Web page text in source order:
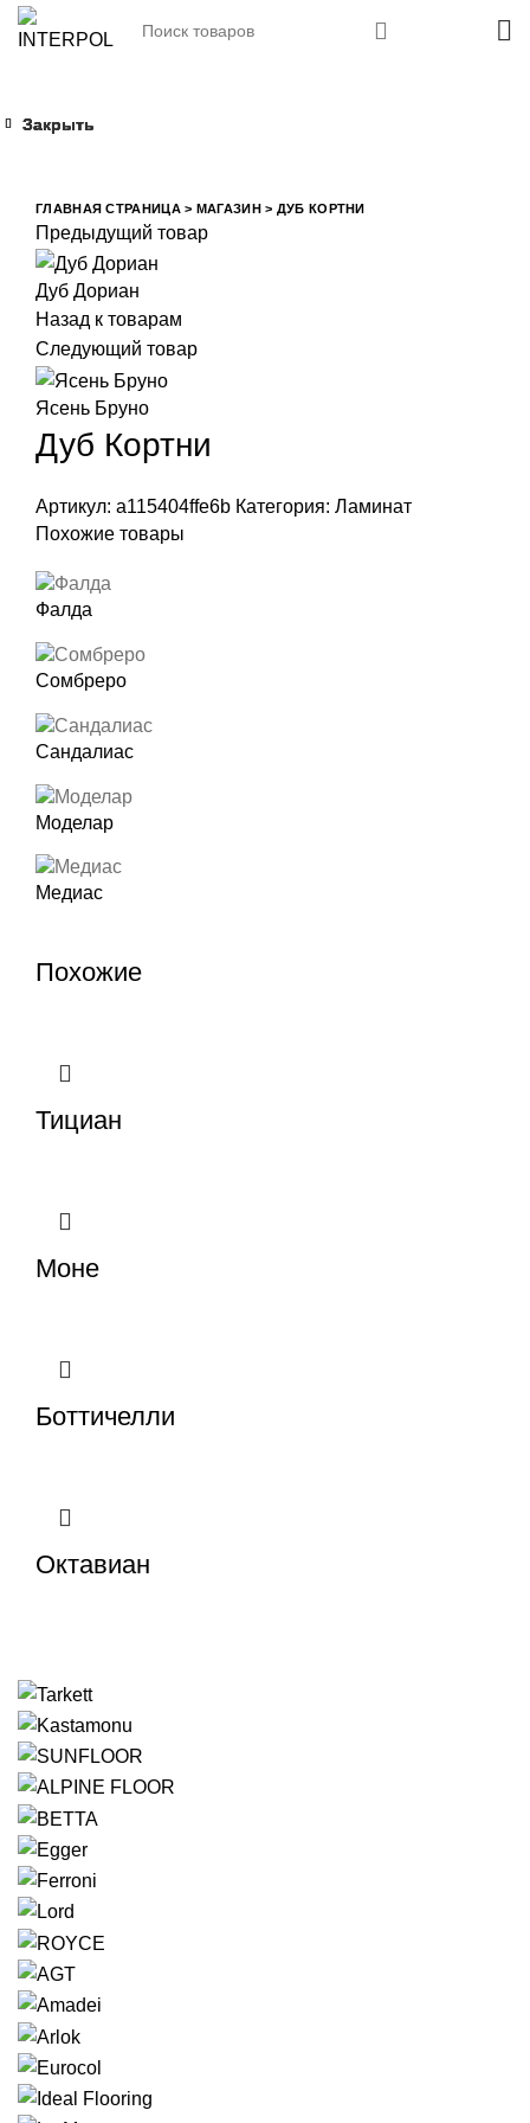
ГЛАВНАЯ СТРАНИЦА> МАГАЗИН> ДУБ КОРТНИ
Предыдущий товар
Дуб Дориан
Назад к товарам
Следующий товар
Ясень Бруно
Дуб Кортни
Артикул: a115404ffe6b Категория: Ламинат
Похожие товары
Фалда
Сомбреро
Сандалиас
Моделар
Медиас
Похожие
Закрыть
Тициан
Закрыть
Моне
Закрыть
Боттичелли
Закрыть
Октавиан